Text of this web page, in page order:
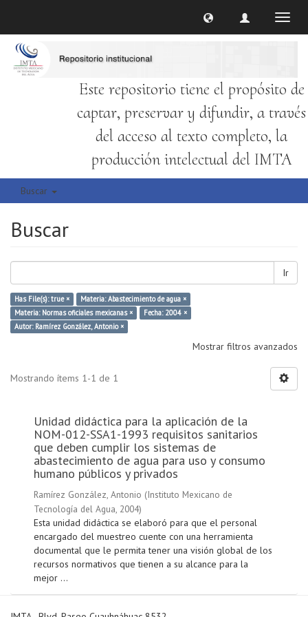
Este repositorio tiene el propósito de
captar, preservar y difundir, a través
del acceso al texto completo, la
producción intelectual del IMTA
Buscar
Buscar
Ir
Has File(s): true ×
Materia: Abastecimiento de agua ×
Materia: Normas oficiales mexicanas ×
Fecha: 2004 ×
Autor: Ramírez González, Antonio ×
Mostrar filtros avanzados
Mostrando ítems 1-1 de 1
Unidad didáctica para la aplicación de la
NOM-012-SSA1-1993 requisitos sanitarios
que deben cumplir los sistemas de
abastecimiento de agua para uso y consumo
humano públicos y privados
Ramírez González, Antonio (Instituto Mexicano de
Tecnología del Agua, 2004)
Esta unidad didáctica se elaboró para que el personal
encargado del muestreo cuente con una herramienta
documental que le permita tener una visión global de los
recursos normativos que tienen a su alcance para la
mejor ...